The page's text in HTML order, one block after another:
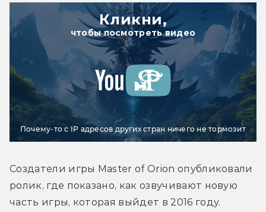
Кликни,
чтобы посмотреть видео
Почему-то с IP адресов других стран ничего не тормозит
Создатели игры Master of Orion опубликовали
ролик, где показано, как озвучивают новую
часть игры, которая выйдет в 2016 году.